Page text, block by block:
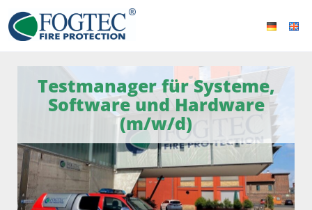
Testmanager für Systeme,
Software und Hardware
(m/w/d)